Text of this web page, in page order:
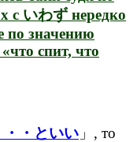
с いわず нередко
по значению
спит, что
・・といい 」, то